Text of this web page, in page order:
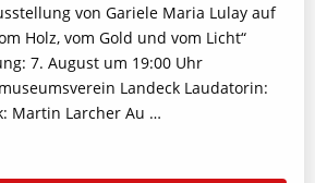
von Gariele Maria Lulay auf
Holz, vom Gold und vom Licht“
7. August um 19:00 Uhr
Landeck Laudatorin:
Martin Larcher Au …